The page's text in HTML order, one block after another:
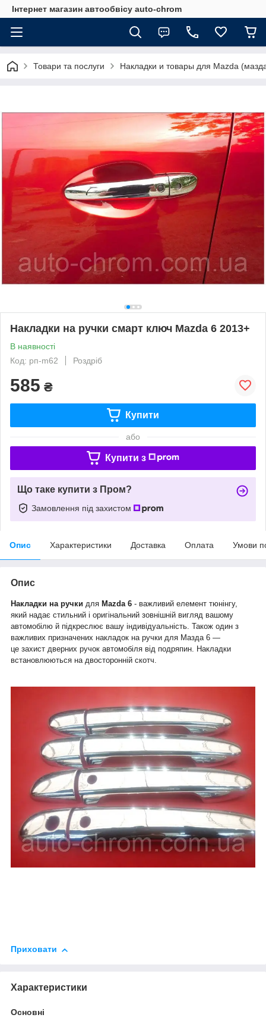
Інтернет магазин автообвісу auto-chrom
Товари та послуги Накладки и товары для Mazda
Накладки на ручки смарт ключ Mazda 6 2013+
В наявності
Код: рп-m62
Роздріб
585 ₴
Купити
або
Купити з
Що таке купити з Пром?
Замовлення під захистом
Опис Характеристики Доставка Оплата Умови
Опис
Накладки на ручки для Mazda 6 - важливий елемент тюнінгу,
який надає стильний і оригінальний зовнішній вигляд вашому
автомобілю й підкреслює вашу індивідуальність. Також один з
важливих призначених накладок на ручки для Мазда 6 —
це захист дверних ручок автомобіля від подряпин. Накладки
встановлюються на двосторонній скотч.
Приховати
Характеристики
Основні